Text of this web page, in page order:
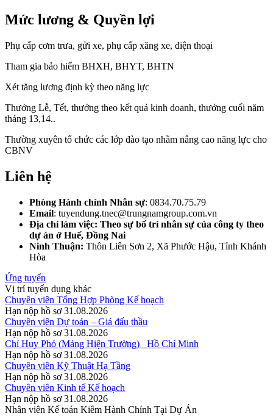
Mức lương & Quyền lợi
Phụ cấp cơm trưa, gửi xe, phụ cấp xăng xe, điện thoại
Tham gia bảo hiểm BHXH, BHYT, BHTN
Xét tăng lương định kỳ theo năng lực
Thưởng Lễ, Tết, thưởng theo kết quả kinh doanh, thưởng cuối năm
tháng 13,14..
Thường xuyên tổ chức các lớp đào tạo nhằm nâng cao năng lực cho
CBNV
Liên hệ
Phòng Hành chính Nhân sự: 0834.70.75.79
Email: tuyendung.tnec@trungnamgroup.com.vn
Địa chỉ làm việc: Theo sự bố trí nhân sự của công ty theo
dự án ở Huế, Đồng Nai
Ninh Thuận: Thôn Liên Sơn 2, Xã Phước Hậu, Tỉnh Khánh
Hòa
Ứng tuyển
Vị trí tuyển dụng khác
Chuyên viên Tổng Hợp Phòng Kế hoạch
Hạn nộp hồ sơ 31.08.2026
Chuyên viên Dự toán – Giá đấu thầu
Hạn nộp hồ sơ 31.08.2026
Chỉ Huy Phó (Mảng Hiện Trường)_ Hồ Chí Minh
Hạn nộp hồ sơ 31.08.2026
Chuyên viên Kỹ Thuật Hạ Tầng
Hạn nộp hồ sơ 31.08.2026
Chuyên viên Kinh tế Kế hoạch
Hạn nộp hồ sơ 31.08.2026
Nhân viên Kế toán Kiêm Hành Chính Tại Dự Án